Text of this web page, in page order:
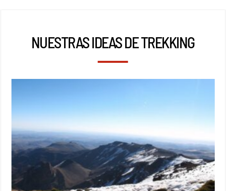
NUESTRAS IDEAS DE TREKKING